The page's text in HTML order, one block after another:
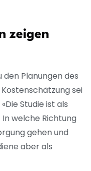
zeigen
den Planungen des
sei
Studie ist als
welche Richtung
gehen und
aber als